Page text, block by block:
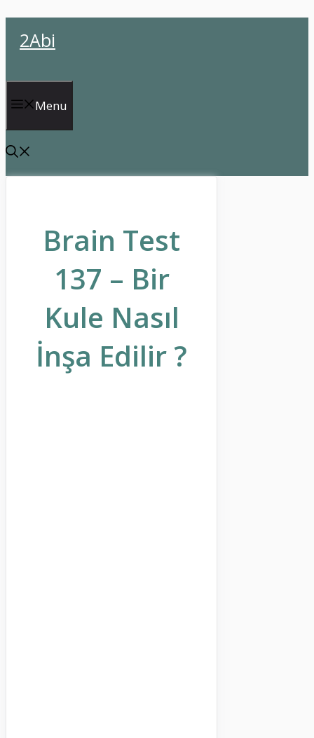
atla2Abi
Menu
Brain Test
137 – Bir
Kule Nasıl
İnşa Edilir ?